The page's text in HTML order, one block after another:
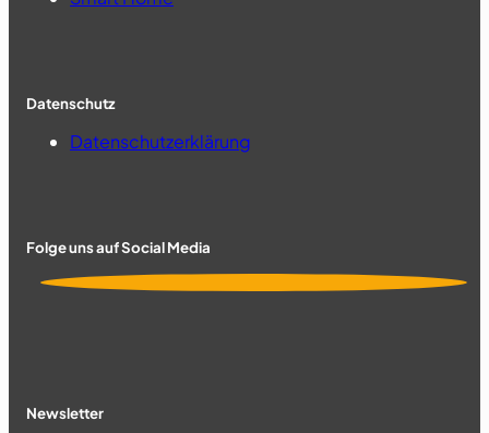
Datenschutz
Datenschutzerklärung
Folge uns auf Social Media
Newsletter